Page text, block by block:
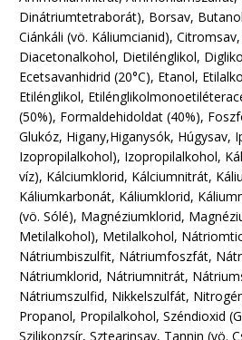
Dinátriumtetraborát), Borsav,
Ciánkáli (vö. Káliumcianid), Citromsav,
Diacetonalkohol, Dietilénglikol,
Ecetsavanhidrid (20°C), Etanol,
Etilénglikol,
(50%), Formaldehidoldat (40%),
Glukóz, Higany,Higanysók, Húgysav,
Izopropilalkohol), Izopropilalkohol,
víz), Kálciumklorid, Kálciumnitrát,
Káliumkarbonát, Káliumklorid,
(vö. Sólé), Magnéziumklorid,
Metilalkohol), Metilalkohol,
Nátriumbiszulfit, Nátriumfoszfát,
Nátriumklorid, Nátriumnitrát,
Nátriumszulfid, Nikkelszulfát,
Propanol, Propilalkohol, Széndioxid
Szilikonzsír, Sztearinsav, Tannin (vö.